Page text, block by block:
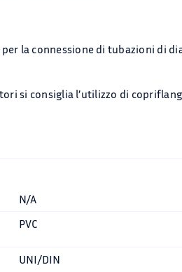
per la connessione di tubazioni di
si consiglia l’utilizzo di
N/A
PVC
UNI/DIN